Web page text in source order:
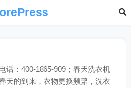
话：400-1865-909；春天洗衣机
天的到来，衣物更换频繁，洗衣